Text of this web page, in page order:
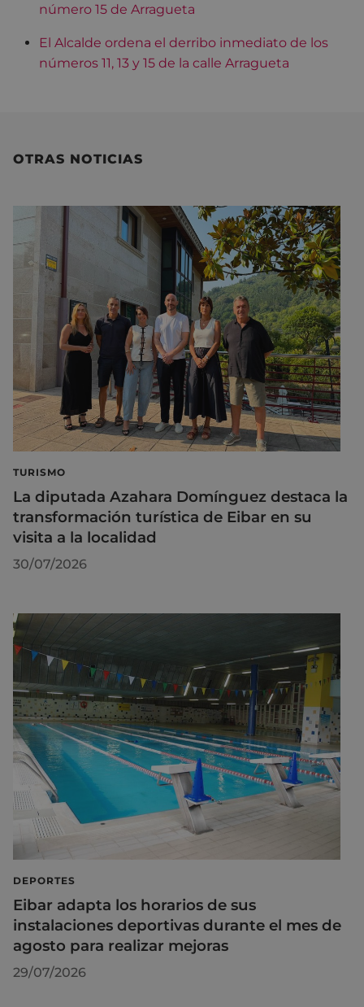
número 15 de Arragueta
El Alcalde ordena el derribo inmediato de los
números 11, 13 y 15 de la calle Arragueta
OTRAS NOTICIAS
TURISMO
La diputada Azahara Domínguez destaca la
transformación turística de Eibar en su
visita a la localidad
30/07/2026
DEPORTES
Eibar adapta los horarios de sus
instalaciones deportivas durante el mes de
agosto para realizar mejoras
29/07/2026